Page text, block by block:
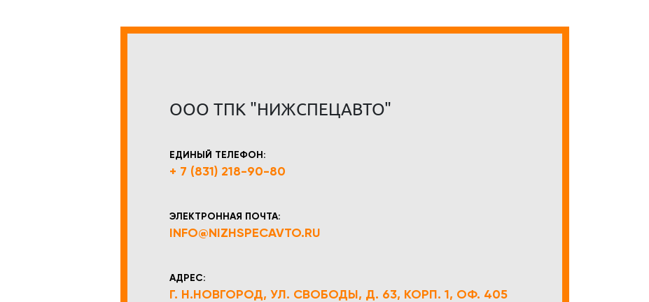
ООО ТПК "НИЖСПЕЦАВТО"
ЕДИНЫЙ ТЕЛЕФОН:
+ 7 (831) 218-90-80
ЭЛЕКТРОННАЯ ПОЧТА:
INFO@NIZHSPECAVTO.RU
АДРЕС:
Г. Н.НОВГОРОД, УЛ. СВОБОДЫ, Д. 63, КОРП. 1, ОФ. 405